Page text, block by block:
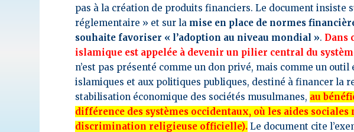
pas à la création de produits financiers. Le document insiste
réglementaire » et sur la mise en place de normes
souhaite favoriser « l’adoption au niveau mondial ». Dans
islamique est appelée à devenir un pilier central du
n’est pas présenté comme un don privé, mais comme un
islamiques et aux politiques publiques, destiné à financer la
stabilisation économique des sociétés musulmanes, au
différence des systèmes occidentaux, où les aides sociales
discrimination religieuse officielle). Le document cite